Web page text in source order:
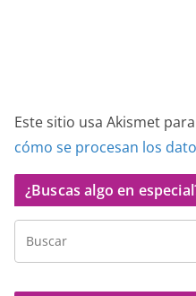
Este sitio usa Akismet
cómo se procesan los
¿Buscas algo en